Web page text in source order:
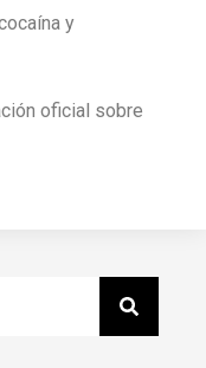
y
oficial sobre